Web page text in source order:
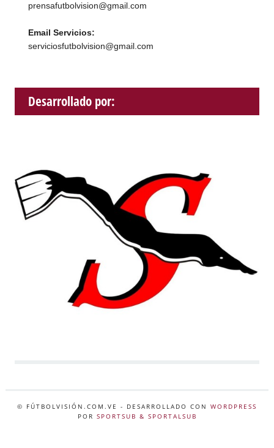
prensafutbolvision@gmail.com
Email Servicios:
serviciosfutbolvision@gmail.com
Desarrollado por:
© FÚTBOLVISIÓN.COM.VE - DESARROLLADO CON WORDPRESS
POR SPORTSUB & SPORTALSUB